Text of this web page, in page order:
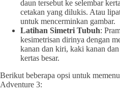
daun tersebut ke selembar
cetakan yang dilukis. Atau
untuk mencerminkan gambar.
Latihan Simetri Tubuh:
kesimetrisan dirinya dengan
kanan dan kiri, kaki kanan
kertas besar.
Berikut beberapa opsi untuk
Adventure 3: